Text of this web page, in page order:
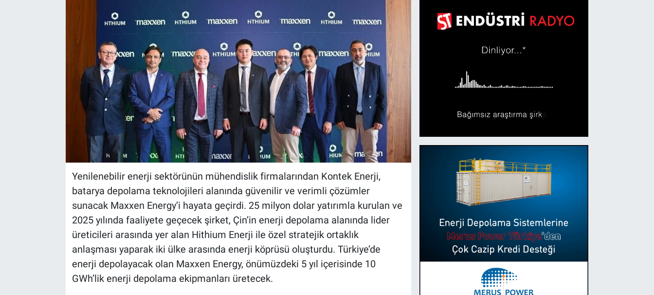
Yenilenebilir enerji sektörünün mühendislik firmalarından Kontek Enerji,
batarya depolama teknolojileri alanında güvenilir ve verimli çözümler
sunacak Maxxen Energy’i hayata geçirdi. 25 milyon dolar yatırımla kurulan ve
2025 yılında faaliyete geçecek şirket, Çin’in enerji depolama alanında lider
üreticileri arasında yer alan Hithium Enerji ile özel stratejik ortaklık
anlaşması yaparak iki ülke arasında enerji köprüsü oluşturdu. Türkiye’de
enerji depolayacak olan Maxxen Energy, önümüzdeki 5 yıl içerisinde 10
GWh’lik enerji depolama ekipmanları üretecek.
Ağır Sanayi Çözümleri